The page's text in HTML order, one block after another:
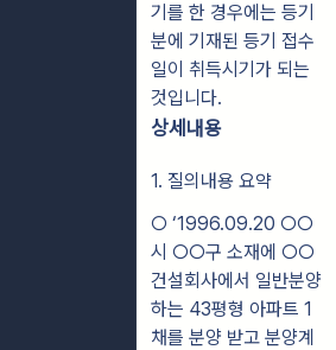
기를 한 경우에는 등기
분에 기재된 등기 접수
일이 취득시기가 되는
것입니다.
상세내용
1. 질의내용 요약
○ ‘1996.09.20 ○○
시 ○○구 소재에 ○○
건설회사에서 일반분양
하는 43평형 아파트 1
채를 분양 받고 분양계